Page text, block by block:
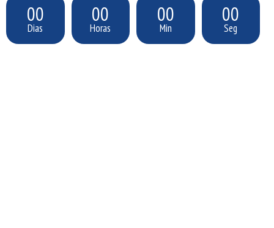
00
Dias
00
Horas
00
Min
00
Seg